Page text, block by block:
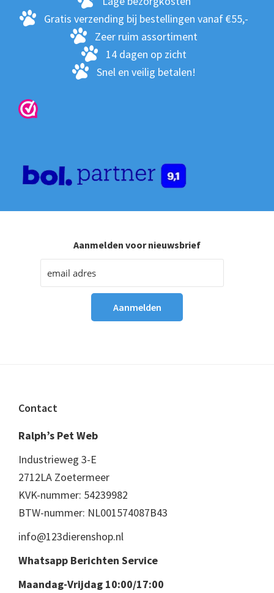
Gratis verzending bij bestellingen vanaf €55,-
Zeer ruim assortiment
14 dagen op zicht
Snel en veilig betalen!
Aanmelden voor nieuwsbrief
Footer
Contact
Ralph’s Pet Web
Industrieweg 3-E
2712LA Zoetermeer
KVK-nummer: 54239982
BTW-nummer: NL001574087B43
info@123dierenshop.nl
Whatsapp Berichten Service
Maandag-Vrijdag 10:00/17:00